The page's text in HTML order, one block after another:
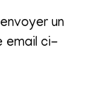
un
email ci-